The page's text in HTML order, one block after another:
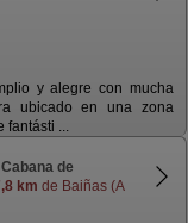
y alegre con mucha
ubicado en una zona
fantásti ...
de
km de Baiñas (A